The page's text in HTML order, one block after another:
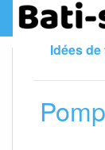
Skip
Idées